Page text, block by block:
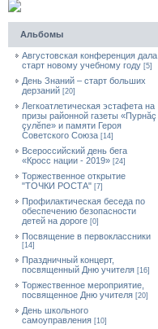
Альбомы
Августовская конференция дала
старт новому учебному году [5]
День Знаний – старт больших
дерзаний [20]
Легкоатлетическая эстафета на
призы районной газеты «Пурнăç
çулĕпе» и памяти Героя
Советского Союза [14]
Всероссийский день бега
«Кросс нации - 2019» [24]
Торжественное открытие
"ТОЧКИ РОСТА" [7]
Профилактическая беседа по
обеспечению безопасности
детей на дороге [0]
Посвящение в первоклассники
[14]
Праздничный концерт,
посвященный Дню учителя [16]
Торжественное мероприятие,
посвященное Дню учителя [20]
День школьного
самоуправления [10]